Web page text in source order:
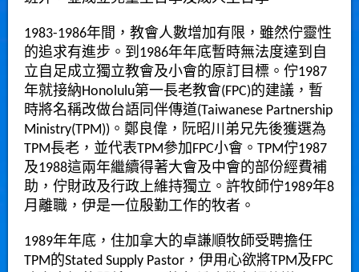
1983-1986年間，教會人數增加有限，雖然佇靈性
的追求有進步。到1986年年底暫時無法度達到自
立自足成立獨立教會及小會的原訂目標。佇1987
年就接納Honolulu第一長老教會(FPC)的建議，暫
時將名稱改做台語同伴傳道(Taiwanese Partnership
Ministry(TPM))。鄭良偉，阮昭川弟兄先後獲選為
TPM長老，並代表TPM參加FPC小會。TPM佇1987
及1988這兩年繼續得著大會及中會的部份經費補
助，佇財政及行政上維持獨立。許牧師佇1989年8
月離職，伊是一位殷勤工作的牧者。
1989年年底，住加拿大的卓謙順牧師受聘擔任
TPM的Stated Supply Pastor，伊用心欲將TPM及FPC